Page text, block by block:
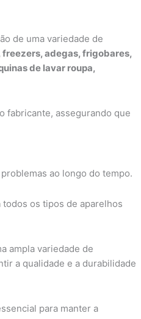
de uma variedade de
adegas, frigobares,
de lavar roupa,
fabricante, assegurando que
ao longo do tempo.
os tipos de aparelhos
ampla variedade de
a qualidade e a durabilidade
para manter a